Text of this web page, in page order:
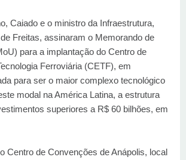
Caiado e o ministro da Infraestrutura,
Freitas, assinaram o Memorando de
para a implantação do Centro de
Ferroviária (CETF), em
para ser o maior complexo tecnológico
modal na América Latina, a estrutura
superiores a R$ 60 bilhões, em
Centro de Convenções de Anápolis, local